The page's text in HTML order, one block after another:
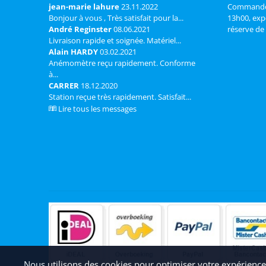
jean-marie lahure23.11.2022
Bonjour à vous , Très satisfait pour la...
André Reginster08.06.2021
Livraison rapide et soignée. Matériel...
Alain HARDY03.02.2021
Anémomètre reçu rapidement. Conforme
à...
CARRER 18.12.2020
Station reçue très rapidement. Satisfait...
Lire tous les messages
13h00,
réserve